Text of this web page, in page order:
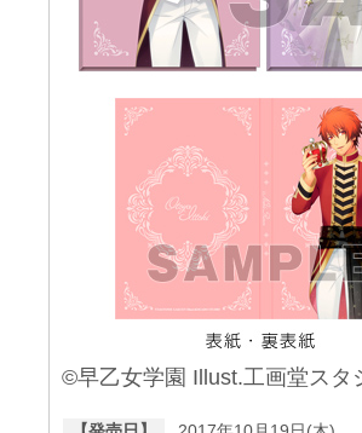
©早乙女学園 Illust.工画堂スタ